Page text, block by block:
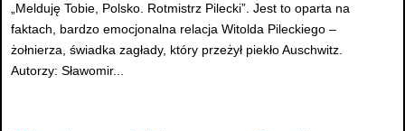
„Melduję Tobie, Polsko. Rotmistrz Pilecki”. Jest to oparta na
faktach, bardzo emocjonalna relacja Witolda Pileckiego –
żołnierza, świadka zagłady, który przeżył piekło Auschwitz.
Autorzy: Sławomir...